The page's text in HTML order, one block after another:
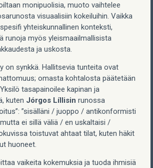
monipuolisia, muoto vaihtelee
visuaalisiin kokeiluihin. Vaikka
yhteiskunnallinen konteksti,
runoja myös yleismaailmallisista
ja uskosta.
on synkkä. Hallitsevia tunteita ovat
omasta kohtalosta päätetään
tasapainoilee kapinan ja
kuten Jórgos Líllisin runossa
”sisälläni / juoppo / antikonformisti
ei sillä väliä / en uskaltaisi /
toistuvat ahtaat tilat, kuten häkit
huoneet.
vaikeita kokemuksia ja tuoda ihmisiä